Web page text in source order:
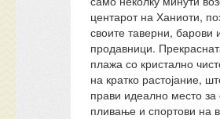
центарот на Ханиоти,
своите таверни, барови
продавници.
плажа со кристално
на кратко растојание,
прави идеално место
пливање и спортови на